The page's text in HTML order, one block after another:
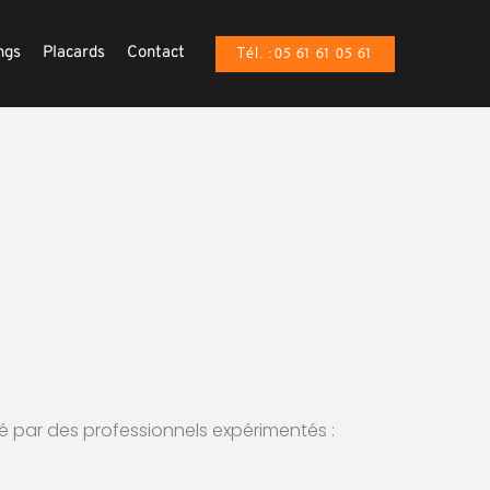
Placards Contact Tél. : 05 61 61 05 61
par des professionnels expérimentés :